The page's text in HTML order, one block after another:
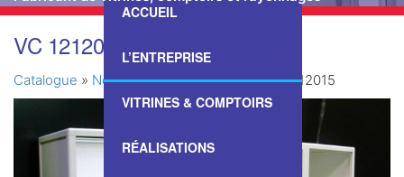
ACCUEIL
L’ENTREPRISE
VITRINES & COMPTOIRS
RÉALISATIONS
VC 1212015
Catalogue » Nos Vitrines & Comptoirs»VC 1212015